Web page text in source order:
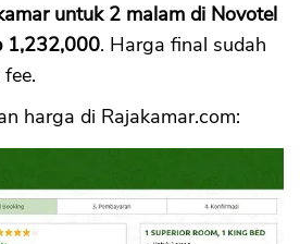
untuk 2 malam di Novotel
1,232,000. Harga final sudah
harga di Rajakamar.com: